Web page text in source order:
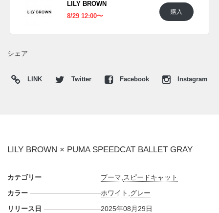
LILY BROWN
8/29 12:00〜
購入
シェア
LINK Twitter Facebook Instagram
LILY BROWN × PUMA SPEEDCAT BALLET GRAY
カテゴリー プーマ スピードキャット
カラー
ホワイト グレー
リリース日
2025年08月29日